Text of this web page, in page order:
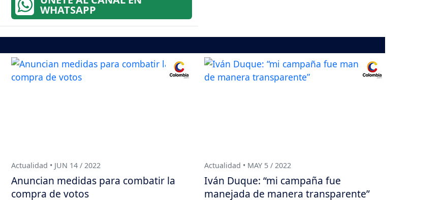
WHATSAPP
Actualidad • JUN 14 / 2022
Anuncian medidas para combatir la
compra de votos
Actualidad • MAY 5 / 2022
Iván Duque: “mi campaña fue
manejada de manera transparente”